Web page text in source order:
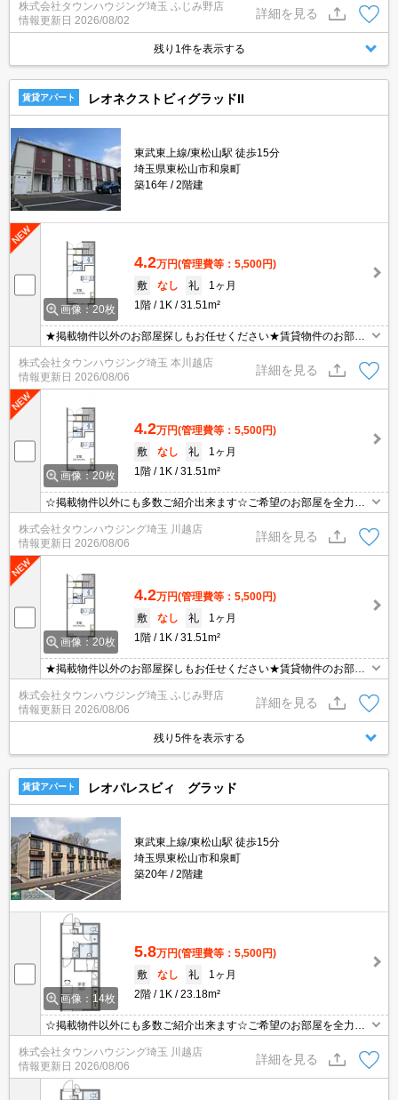
株式会社タウンハウジング埼玉 ふじみ野店
情報更新日 2026/08/02
詳細を見る
残り1件を表示する
賃貸アパート レオネクストビィグラッドII
東武東上線/東松山駅 徒歩15分
埼玉県東松山市和泉町
築16年
2階建
画像：20枚
4.2万円(管理費等：5,500円)
敷
なし 礼
1ヶ月
1階
1K 31.51m²
★掲載物件以外のお部屋探しもお任せください★賃貸物件のお部屋
探しはタウンハウジングへ★
株式会社タウンハウジング埼玉 本川越店
情報更新日 2026/08/06
詳細を見る
画像：20枚
4.2万円(管理費等：5,500円)
敷
なし 礼
1ヶ月
1階
1K 31.51m²
☆掲載物件以外にも多数ご紹介出来ます☆ご希望のお部屋を全力で
お探しさせて頂きます♪
株式会社タウンハウジング埼玉 川越店
情報更新日 2026/08/06
詳細を見る
画像：20枚
4.2万円(管理費等：5,500円)
敷
なし 礼
1ヶ月
1階
1K 31.51m²
★掲載物件以外のお部屋探しもお任せください★賃貸物件のお部屋
探しはタウンハウジングへ★
株式会社タウンハウジング埼玉 ふじみ野店
情報更新日 2026/08/06
詳細を見る
残り5件を表示する
賃貸アパート レオパレスビィ グラッド
東武東上線/東松山駅 徒歩15分
埼玉県東松山市和泉町
築20年
2階建
画像：14枚
5.8万円(管理費等：5,500円)
敷
なし 礼
1ヶ月
2階
1K 23.18m²
☆掲載物件以外にも多数ご紹介出来ます☆ご希望のお部屋を全力で
お探しさせて頂きます♪
株式会社タウンハウジング埼玉 川越店
情報更新日 2026/08/06
詳細を見る